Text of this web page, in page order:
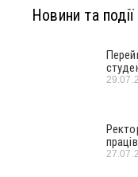
Новини та події